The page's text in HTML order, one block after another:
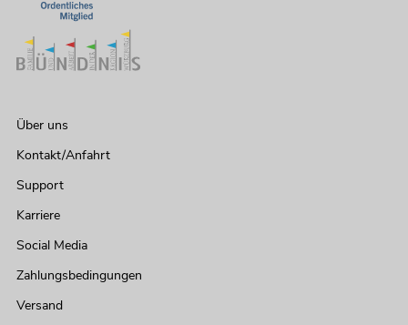
Über uns
Kontakt/Anfahrt
Support
Karriere
Social Media
Zahlungsbedingungen
Versand